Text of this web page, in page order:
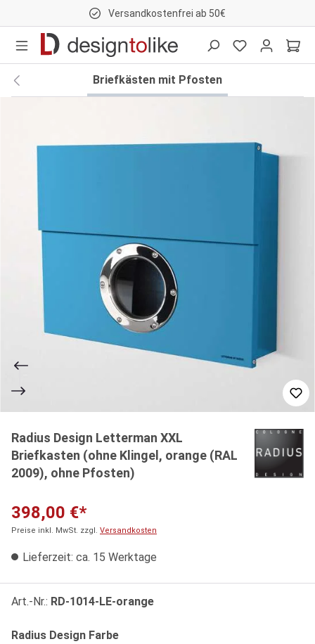
Versandkostenfrei ab 50€
Briefkästen mit Pfosten
Radius Design Letterman XXL
Briefkasten (ohne Klingel, orange (RAL
2009), ohne Pfosten)
398,00 €*
Preise inkl. MwSt. zzgl. Versandkosten
Lieferzeit: ca. 15 Werktage
Art.-Nr.: RD-1014-LE-orange
Radius Design Farbeauswählen